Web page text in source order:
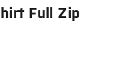
Full Zip